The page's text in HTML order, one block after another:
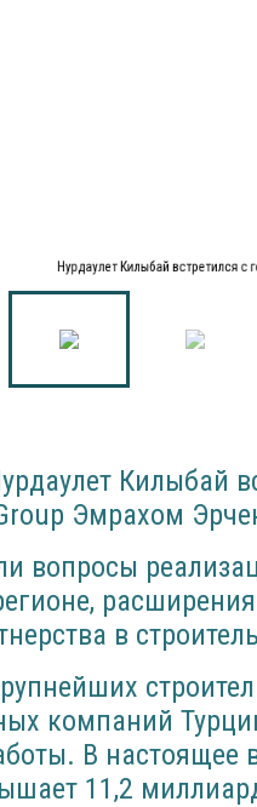
Нурдаулет Килыбай встретился
Килыбай
Эмрахом
вопросы
в
компаний
В настоящее
11,2